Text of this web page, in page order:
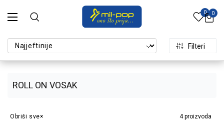
0 0
ROLL ON VOSAK
Filteri
4proizvoda
Obriši sve